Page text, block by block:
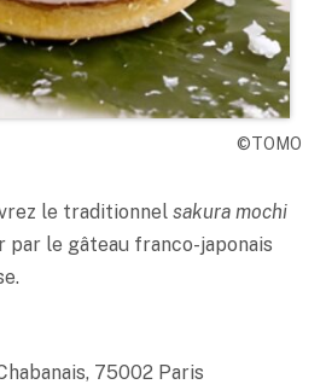
©TOMO
le traditionnel sakura mochi
par le gâteau franco-japonais
75002 Paris